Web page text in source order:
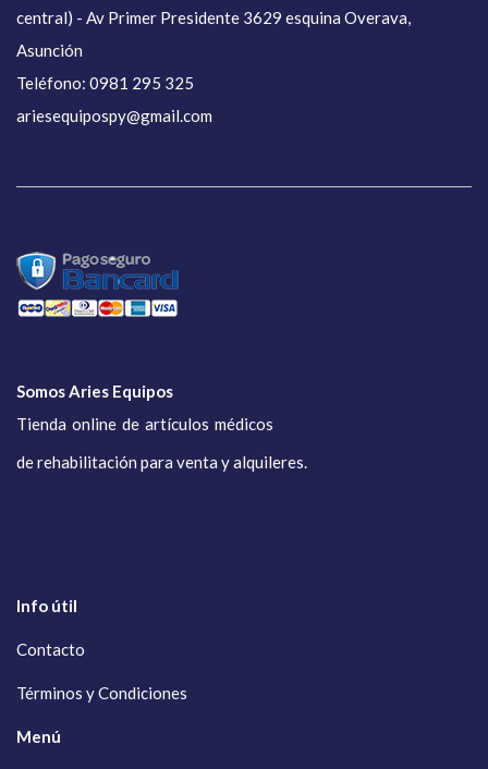
central) - Av Primer Presidente 3629 esquina Overava,
Asunción
Teléfono: 0981 295 325
ariesequipospy@gmail.com
Somos Aries Equipos
Tienda online de artículos médicos
de rehabilitación para venta y alquileres.
Info útil
Contacto
Términos y Condiciones
Menú